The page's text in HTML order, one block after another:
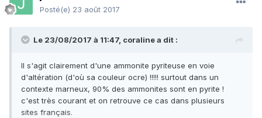
Posté(e) 23 août 2017
Le 23/08/2017 à 11:47, coralinea dit :
Il s'agit clairement d'une ammonite pyriteuse en voie
d'altération (d'où sa couleur ocre) !!!!! surtout dans un
contexte marneux, 90% des ammonites sont en pyrite !
c'est très courant et on retrouve ce cas dans plusieurs
sites français.